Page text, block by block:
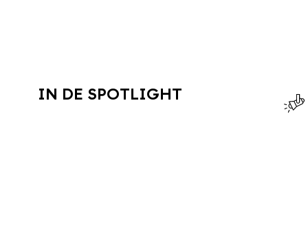
IN DE SPOTLIGHT